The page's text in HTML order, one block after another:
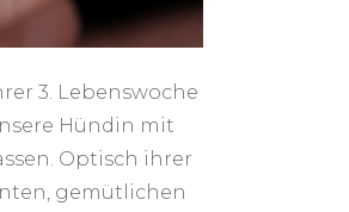
3. Lebenswoche
Hündin mit
Optisch ihrer
gemütlichen